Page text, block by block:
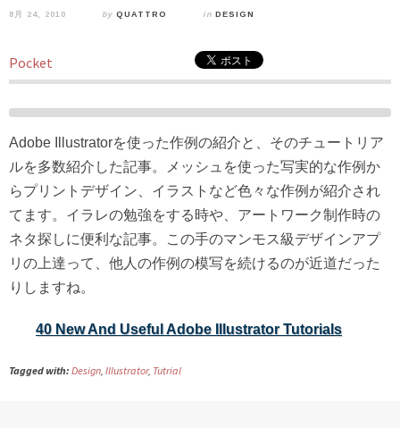
8月 24, 2010 by QUATTRO in DESIGN
Pocket
Adobe Illustratorを使った作例の紹介と、そのチュートリア
ルを多数紹介した記事。メッシュを使った写実的な作例か
らプリントデザイン、イラストなど色々な作例が紹介され
てます。イラレの勉強をする時や、アートワーク制作時の
ネタ探しに便利な記事。この手のマンモス級デザインアプ
リの上達って、他人の作例の模写を続けるのが近道だった
りしますね。
40 New And Useful Adobe Illustrator Tutorials
Tagged with: Design, Illustrator, Tutrial